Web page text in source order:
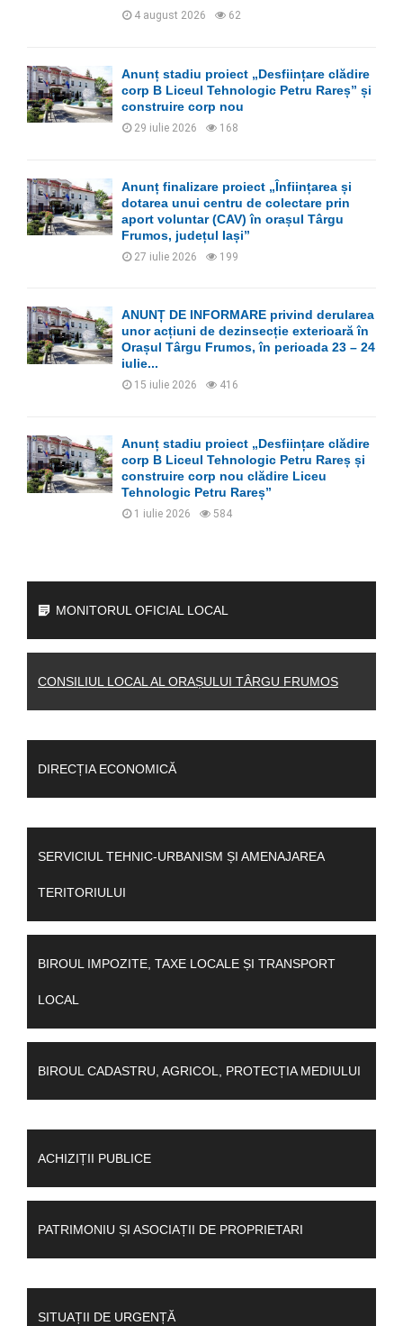
4 august 2026 62
Anunț stadiu proiect „Desființare clădire
corp B Liceul Tehnologic Petru Rareș” și
construire corp nou
29 iulie 2026 168
Anunț finalizare proiect „Înființarea și
dotarea unui centru de colectare prin
aport voluntar (CAV) în orașul Târgu
Frumos, județul Iași”
27 iulie 2026 199
ANUNȚ DE INFORMARE privind derularea
unor acțiuni de dezinsecție exterioară în
Orașul Târgu Frumos, în perioada 23 – 24
iulie...
15 iulie 2026 416
Anunț stadiu proiect „Desființare clădire
corp B Liceul Tehnologic Petru Rareș și
construire corp nou clădire Liceu
Tehnologic Petru Rareș”
1 iulie 2026 584
MONITORUL OFICIAL LOCAL
CONSILIUL LOCAL AL ORAȘULUI TÂRGU FRUMOS
DIRECȚIA ECONOMICĂ
SERVICIUL TEHNIC-URBANISM ȘI AMENAJAREA
TERITORIULUI
BIROUL IMPOZITE, TAXE LOCALE ȘI TRANSPORT
LOCAL
BIROUL CADASTRU, AGRICOL, PROTECȚIA MEDIULUI
ACHIZIȚII PUBLICE
PATRIMONIU ȘI ASOCIAȚII DE PROPRIETARI
SITUAȚII DE URGENȚĂ